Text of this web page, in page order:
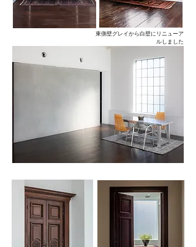
​東側壁グレイから白壁にリニューア
ルしました